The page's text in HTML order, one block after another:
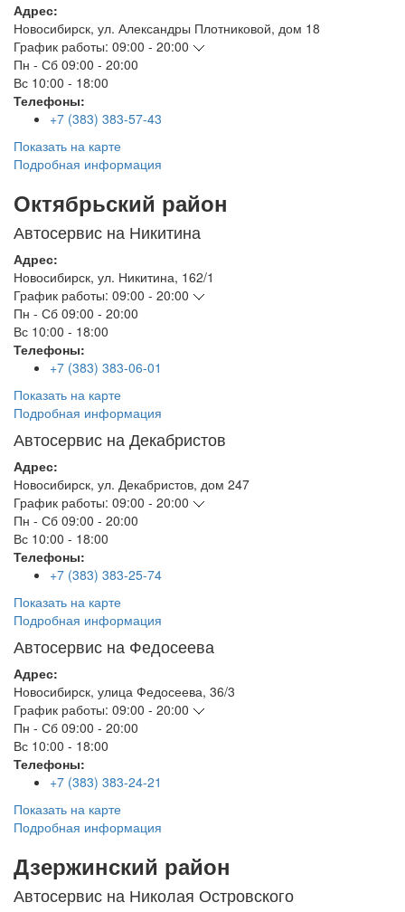
Адрес:
Новосибирск, ул. Александры Плотниковой, дом 18
График работы: 09:00 - 20:00
Пн - Сб 09:00 - 20:00
Вс 10:00 - 18:00
Телефоны:
+7 (383) 383-57-43
Показать на карте
Подробная информация
Октябрьский район
Автосервис на Никитина
Адрес:
Новосибирск, ул. Никитина, 162/1
График работы: 09:00 - 20:00
Пн - Сб 09:00 - 20:00
Вс 10:00 - 18:00
Телефоны:
+7 (383) 383-06-01
Показать на карте
Подробная информация
Автосервис на Декабристов
Адрес:
Новосибирск, ул. Декабристов, дом 247
График работы: 09:00 - 20:00
Пн - Сб 09:00 - 20:00
Вс 10:00 - 18:00
Телефоны:
+7 (383) 383-25-74
Показать на карте
Подробная информация
Автосервис на Федосеева
Адрес:
Новосибирск, улица Федосеева, 36/3
График работы: 09:00 - 20:00
Пн - Сб 09:00 - 20:00
Вс 10:00 - 18:00
Телефоны:
+7 (383) 383-24-21
Показать на карте
Подробная информация
Дзержинский район
Автосервис на Николая Островского